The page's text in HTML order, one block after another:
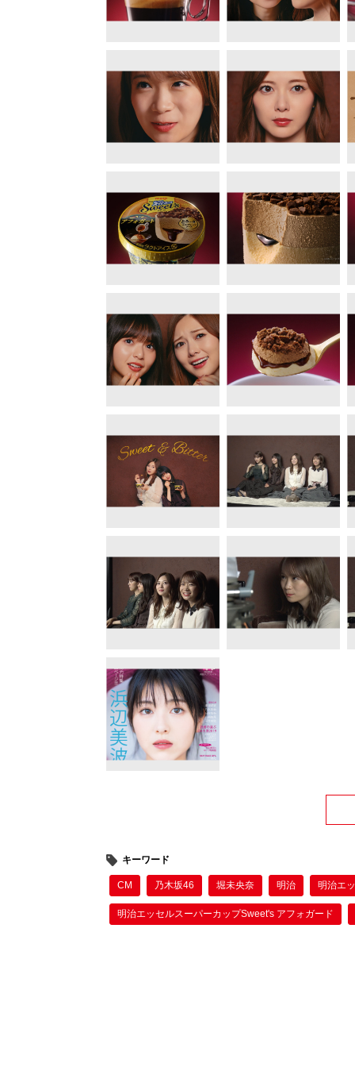
キーワード
CM 乃木坂46 堀未央奈 明治 明治エ
明治エッセルスーパーカップSweet's アフォガード